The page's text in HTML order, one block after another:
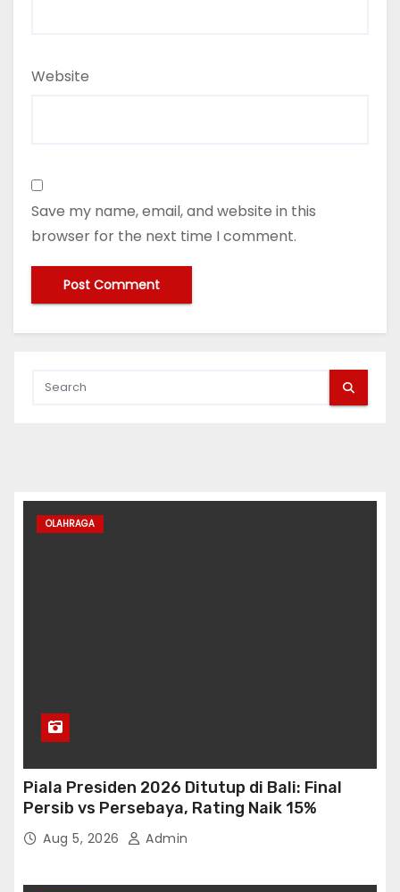
Website
Save my name, email, and website in this
browser for the next time I comment.
OLAHRAGA
Piala Presiden 2026 Ditutup di Bali: Final
Persib vs Persebaya, Rating Naik 15%
Aug 5, 2026 Admin